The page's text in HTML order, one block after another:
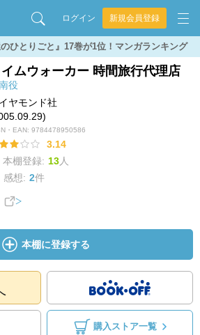
ログイン 新規会員登録
ひとりごと』17巻が1位！マンガランキング
イムウォーカー 時間旅行代理店
役
ヤモンド社
・EAN: 9784478950586
3.14
本棚登録: 13人
感想: 2件
本棚に登録する
購入ストア一覧